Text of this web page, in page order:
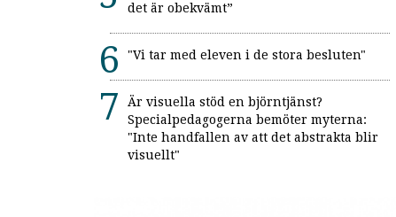
det är obekvämt”
"Vi tar med eleven i de stora besluten"
Är visuella stöd en björntjänst?
Specialpedagogerna bemöter myterna:
"Inte handfallen av att det abstrakta blir
visuellt"